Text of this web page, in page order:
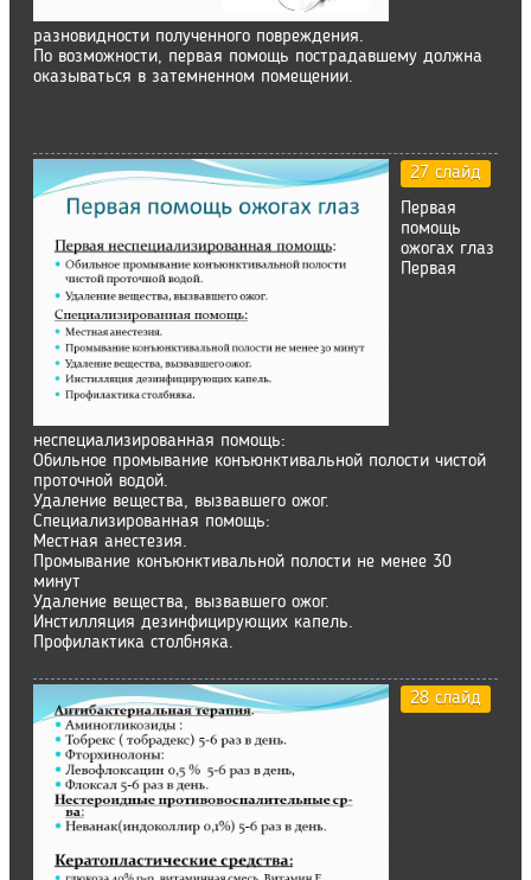
разновидности полученного повреждения.
По возможности, первая помощь пострадавшему должна
оказываться в затемненном помещении.
27 слайд
Первая
помощь
ожогах глаз
Первая
неспециализированная помощь:
Обильное промывание конъюнктивальной полости чистой
проточной водой.
Удаление вещества, вызвавшего ожог.
Специализированная помощь:
Местная анестезия.
Промывание конъюнктивальной полости не менее 30
минут
Удаление вещества, вызвавшего ожог.
Инстилляция дезинфицирующих капель.
Профилактика столбняка.
28 слайд